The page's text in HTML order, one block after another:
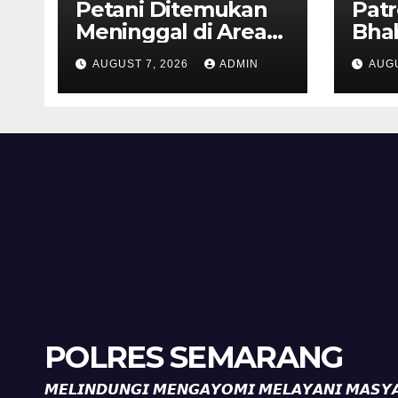
Petani Ditemukan
Meninggal di Area
Persawahan
Kalibeji, Polisi
Pastikan Tidak Ada
AUGUST 7, 2026 ADMIN
dan
POLRES SEMARANG
𝙈𝙀𝙇𝙄𝙉𝘿𝙐𝙉𝙂𝙄 𝙈𝙀𝙉𝙂𝘼𝙔𝙊𝙈𝙄 𝙈𝙀𝙇𝘼𝙔𝘼𝙉𝙄